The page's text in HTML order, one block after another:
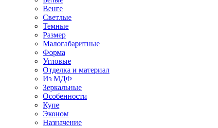
Венге
Светлые
Темные
Размер
Малогабаритные
Форма
Угловые
Отделка и материал
Из МДФ
Зеркальные
Особенности
Купе
Эконом
Назначение